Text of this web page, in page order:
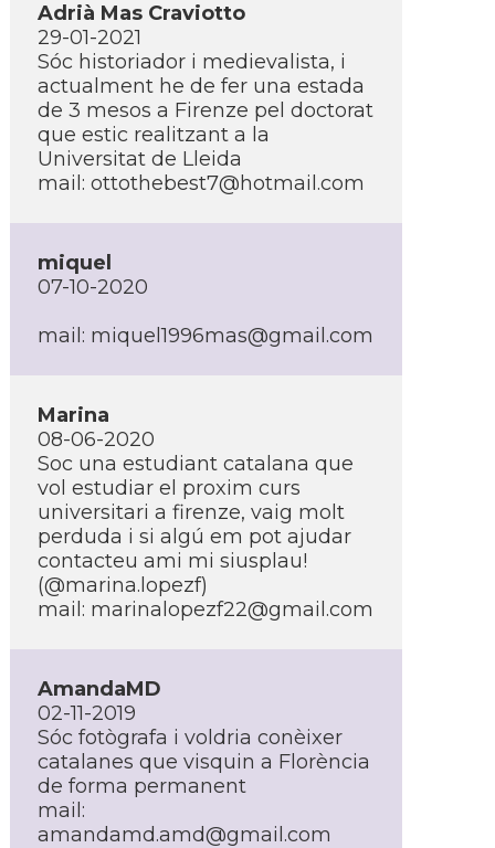
Adrià Mas Craviotto
29-01-2021
Sóc historiador i medievalista, i
actualment he de fer una estada
de 3 mesos a Firenze pel doctorat
que estic realitzant a la
Universitat de Lleida
mail: ottothebest7@hotmail.com
miquel
07-10-2020
mail: miquel1996mas@gmail.com
Marina
08-06-2020
Soc una estudiant catalana que
vol estudiar el proxim curs
universitari a firenze, vaig molt
perduda i si algú em pot ajudar
contacteu ami mi siusplau!
(@marina.lopezf)
mail: marinalopezf22@gmail.com
AmandaMD
02-11-2019
Sóc fotògrafa i voldria conèixer
catalanes que visquin a Florència
de forma permanent
mail:
amandamd.amd@gmail.com